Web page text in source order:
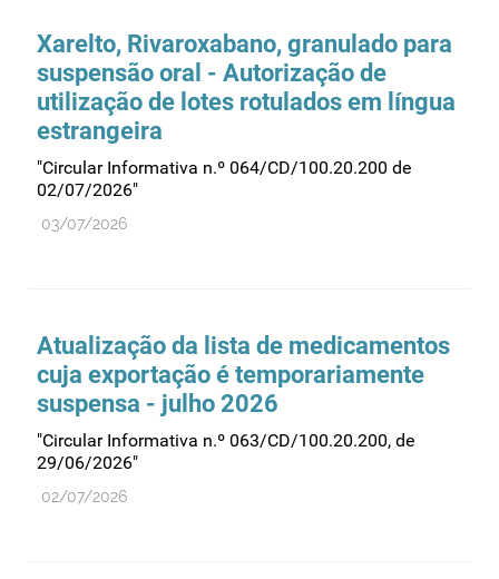
Xarelto, Rivaroxabano, granulado para
suspensão oral - Autorização de
utilização de lotes rotulados em língua
estrangeira
"Circular Informativa n.º 064/CD/100.20.200 de
02/07/2026"
03/07/2026
Atualização da lista de medicamentos
cuja exportação é temporariamente
suspensa - julho 2026
"Circular Informativa n.º 063/CD/100.20.200, de
29/06/2026"
02/07/2026